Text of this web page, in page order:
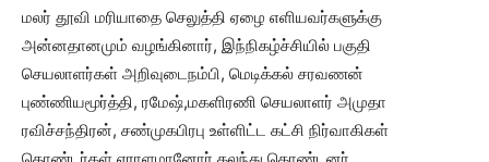
மலர் தூவி மரியாதை செலுத்தி ஏழை எளியவர்களுக்கு
அன்னதானமும் வழங்கினார், இந்நிகழ்ச்சியில் பகுதி
செயலாளர்கள் அறிவுடைநம்பி, மெடிக்கல் சரவணன்
புண்ணியமூர்த்தி, ரமேஷ்,மகளிரணி செயலாளர் அமுதா
ரவிச்சந்திரன், சண்முகபிரபு உள்ளிட்ட கட்சி நிர்வாகிகள்
தொண்டர்கள் ஏராளமானோர் கலந்து கொண்டனர்